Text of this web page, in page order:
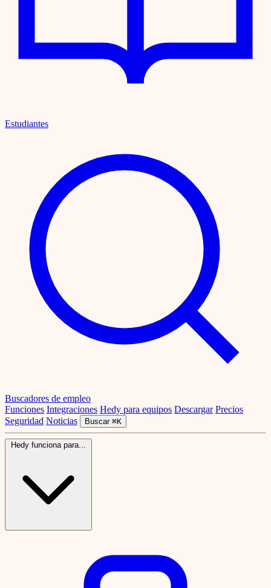
Estudiantes
Buscadores de empleo
Funciones Integraciones Hedy para equipos Descargar Precios
Seguridad Noticias Buscar ⌘K
Hedy funciona para...